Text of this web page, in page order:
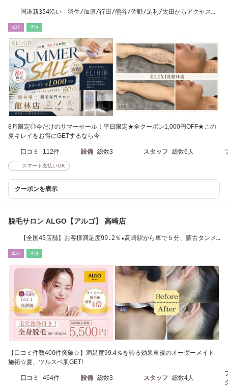
国道新354沿い 羽生/加須/行田/熊谷/佐野/足利/太田からアクセス抜
ｴｽﾃ ﾘﾗｸ
8月限定◎今だけのサマーセール！平日限定★全クーポン1,000円OFF★この
夏キレイをお得にGETするなら今
口コミ 112件 設備 総数3 スタッフ 総数6人
スマート支払いOK
クーポンを表示
脱毛サロン ALGO【アルゴ】 高崎店
【全国45店舗】お客様満足度99.2％★高崎駅から車で５分、蒙古タンメ
ｴｽﾃ ﾘﾗｸ
【口コミ件数400件突破☆】満足度99.4％を誇る効果重視のオーダーメイド
施術☆夏、ツルスベ肌GET!
口コミ 464件 設備 総数3 スタッフ 総数4人